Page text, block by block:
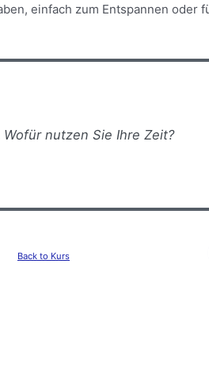
einfach zum Entspannen oder
nutzen Sie Ihre Zeit?
Back to Kurs